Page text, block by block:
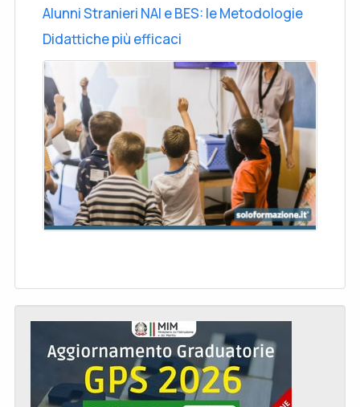
Alunni Stranieri NAI e BES: le Metodologie
Didattiche più efficaci